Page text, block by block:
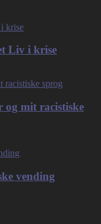
Liv i krise
og mit racistiske
vending